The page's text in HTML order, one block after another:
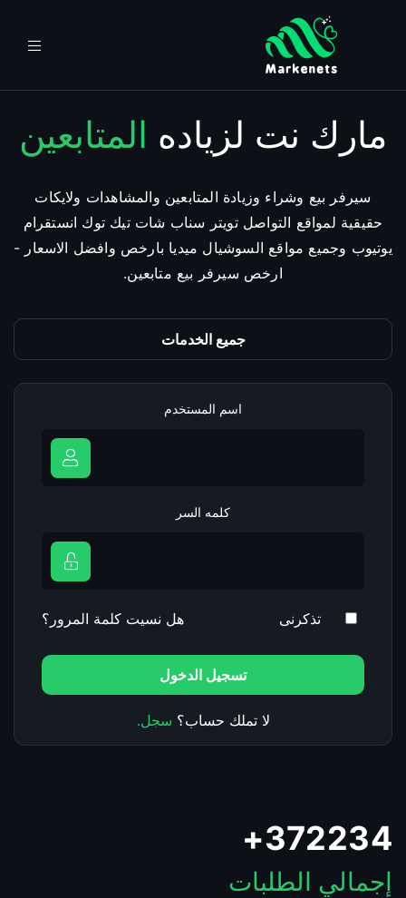
مارك نت لزياده المتابعين
سيرفر بيع وشراء وزيادة المتابعين والمشاهدات ولايكات
حقيقية لمواقع التواصل تويتر سناب شات تيك توك انستقرام
يوتيوب وجميع مواقع السوشيال ميديا بارخص وافضل الاسعار -
ارخص سيرفر بيع متابعين.
جميع الخدمات
اسم المستخدم
كلمه السر
تذكرنى هل نسيت كلمة المرور؟
تسجيل الدخول
لا تملك حساب؟ سجل.
372234+
إجمالي الطلبات